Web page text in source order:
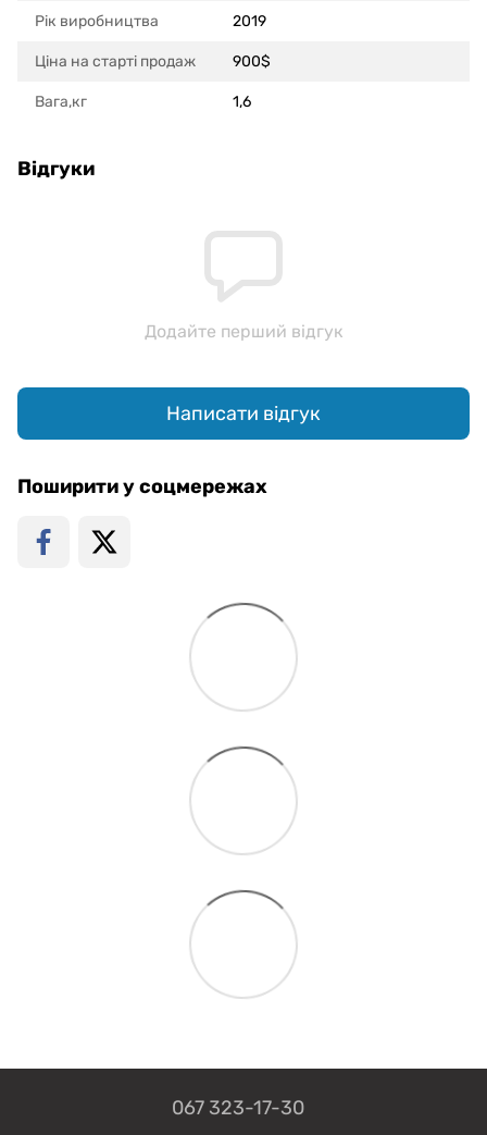
Рік виробництва 2019
Ціна на старті продаж 900$
Вага,кг 1,6
Відгуки
Додайте перший відгук
Написати відгук
Поширити у соцмережах
067 323-17-30